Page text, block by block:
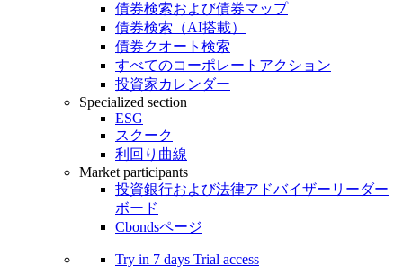
債券検索および債券マップ
債券検索（AI搭載）
債券クオート検索
すべてのコーポレートアクション
投資家カレンダー
Specialized section
ESG
スクーク
利回り曲線
Market participants
投資銀行および法律アドバイザーリーダー
ボード
Cbondsページ
Try in 7 days Trial access